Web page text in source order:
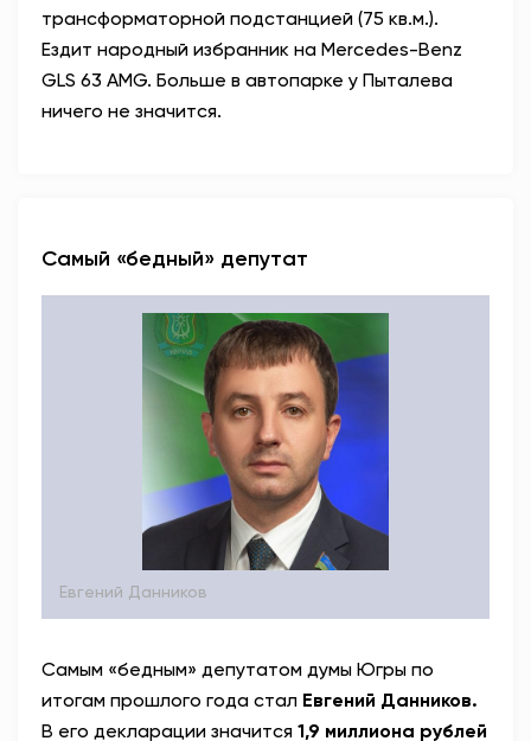
трансформаторной подстанцией (75 кв.м.).
Ездит народный избранник на Mercedes-Benz
GLS 63 AMG. Больше в автопарке у Пыталева
ничего не значится.
Самый «бедный» депутат
Евгений Данников
Самым «бедным» депутатом думы Югры по
итогам прошлого года стал Евгений Данников.
В его декларации значится 1,9 миллиона рублей